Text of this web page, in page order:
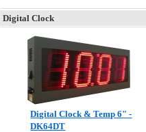
Digital Clock
Digital Clock & Temp 6" -
DK64DT